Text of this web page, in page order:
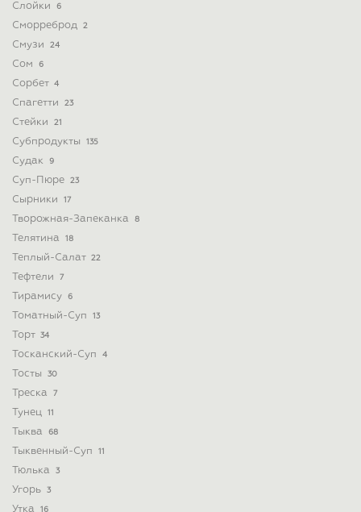
Слойки 6
Сморреброд 2
Смузи 24
Сом 6
Сорбет 4
Спагетти 23
Стейки 21
Субпродукты 135
Судак 9
Суп-Пюре 23
Сырники 17
Творожная-Запеканка 8
Телятина 18
Теплый-Салат 22
Тефтели 7
Тирамису 6
Томатный-Суп 13
Торт 34
Тосканский-Суп 4
Тосты 30
Треска 7
Тунец 11
Тыква 68
Тыквенный-Суп 11
Тюлька 3
Угорь 3
Утка 16